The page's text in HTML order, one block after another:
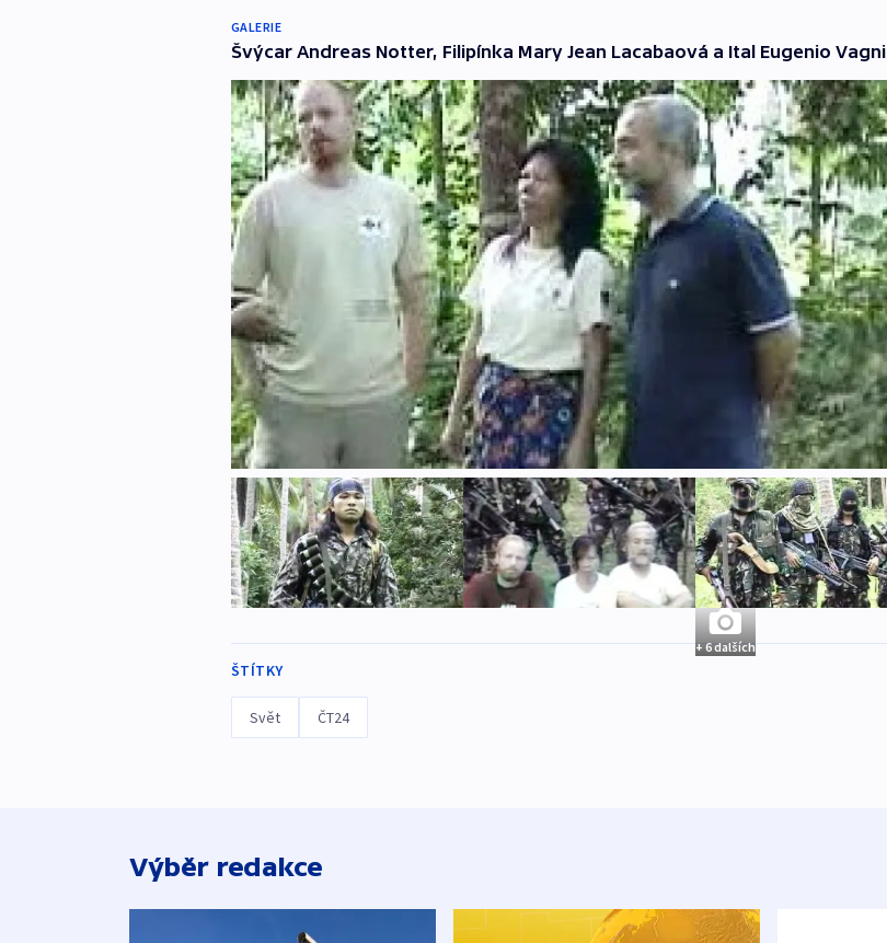
GALERIE
Švýcar Andreas Notter, Filipínka Mary Jean Lacabaová a Ital Eugenio Vagni
+ 6 dalších
ŠTÍTKY
Svět ČT24
Výběr redakce